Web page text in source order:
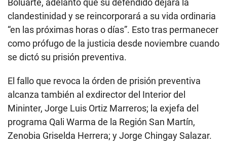
clandestinidad y se reincorporará a su vida ordinaria
“en las próximas horas o días”. Esto tras permanecer
como prófugo de la justicia desde noviembre cuando
se dictó su prisión preventiva.
El fallo que revoca la órden de prisión preventiva
alcanza también al exdirector del Interior del
Mininter, Jorge Luis Ortiz Marreros; la exjefa del
programa Qali Warma de la Región San Martín,
Zenobia Griselda Herrera; y Jorge Chingay Salazar.